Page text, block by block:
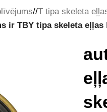
/ T tipa skeleta
ir TBY tipa skeleta eļļas